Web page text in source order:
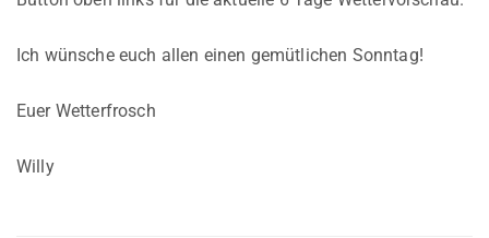
Ich wünsche euch allen einen gemütlichen Sonntag!
Euer Wetterfrosch
Willy